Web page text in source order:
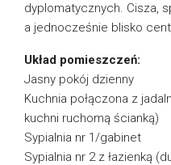
dyplomatycznych. Cisza,
a jednocześnie blisko
Układ pomieszczeń:
Jasny pokój dzienny
Kuchnia połączona z
kuchni ruchomą ścianką)
Sypialnia nr 1/gabinet
Sypialnia nr 2 z łazienką